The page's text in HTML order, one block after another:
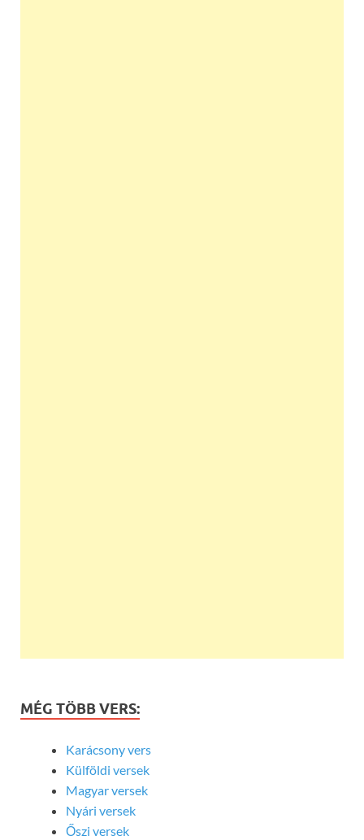
MÉG TÖBB VERS:
Karácsony vers
Külföldi versek
Magyar versek
Nyári versek
Őszi versek